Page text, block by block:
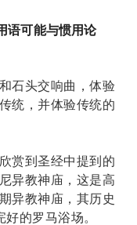
语可能与惯用论
石头交响曲，体验
统，并体验传统的
赏到圣经中提到的
异教神庙，这是高
异教神庙，其历史
的罗马浴场。